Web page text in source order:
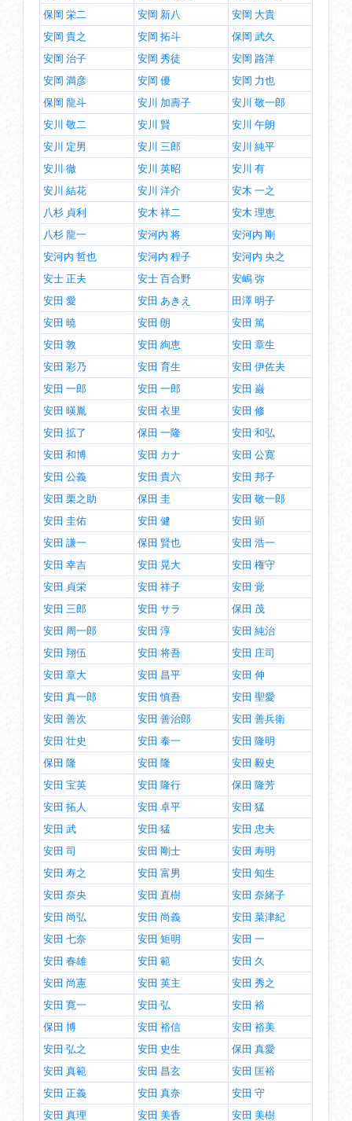
保岡 栄二
安岡 新八
安岡 大貴
安岡 貴之
安岡 拓斗
保岡 武久
安岡 治子
安岡 秀徒
安岡 路洋
安岡 満彦
安岡 優
安岡 力也
保岡 龍斗
安川 加壽子
安川 敬一郎
安川 敬二
安川 賢
安川 午朗
安川 定男
安川 三郎
安川 純平
安川 徹
安川 英昭
安川 有
安川 結花
安川 洋介
安木 一之
八杉 貞利
安木 祥二
安木 理恵
八杉 龍一
安河内 将
安河内 剛
安河内 哲也
安河内 程子
安河内 央之
安士 正夫
安士 百合野
安嶋 弥
安田 愛
安田 あきえ
田澤 明子
安田 暁
安田 朗
安田 篤
安田 敦
安田 絢恵
安田 章生
安田 彩乃
安田 育生
安田 伊佐夫
安田 一郎
安田 一郎
安田 巌
安田 暎胤
安田 衣里
安田 修
安田 拡了
保田 一隆
安田 和弘
安田 和博
安田 カナ
安田 公寛
安田 公義
安田 貴六
安田 邦子
安田 栗之助
保田 圭
安田 敬一郎
安田 圭佑
安田 健
安田 顕
安田 謙一
保田 賢也
安田 浩一
安田 幸吉
安田 晃大
安田 権守
安田 貞栄
安田 祥子
安田 覚
安田 三郎
安田 サラ
保田 茂
安田 周一郎
安田 淳
安田 純治
安田 翔伍
安田 将吾
安田 庄司
安田 章大
安田 昌平
安田 伸
安田 真一郎
安田 慎吾
安田 聖愛
安田 善次
安田 善治郎
安田 善兵衛
安田 壮史
安田 泰一
安田 隆明
保田 隆
安田 隆
安田 毅史
安田 宝英
安田 隆行
保田 隆芳
安田 拓人
安田 卓平
安田 猛
安田 武
安田 猛
安田 忠夫
安田 司
安田 剛士
安田 寿明
安田 寿之
安田 富男
安田 知生
安田 奈央
安田 直樹
安田 奈緒子
安田 尚弘
安田 尚義
安田 菜津紀
安田 七奈
安田 矩明
安田 一
安田 春雄
安田 範
安田 久
安田 尚憲
安田 英主
安田 秀之
安田 寛一
安田 弘
安田 裕
保田 博
安田 裕信
安田 裕美
安田 弘之
安田 史生
保田 真愛
安田 真範
安田 昌玄
安田 匡裕
安田 正義
安田 真奈
安田 守
安田 真理
安田 美香 安田 美樹